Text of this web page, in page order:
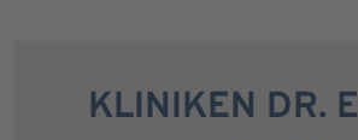
KLINIKEN DR.